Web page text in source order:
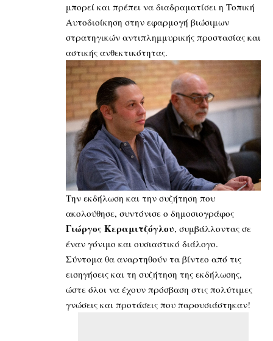
μπορεί και πρέπει να διαδραματίσει η Τοπική
Αυτοδιοίκηση στην εφαρμογή βιώσιμων
στρατηγικών αντιπλημμυρικής προστασίας και
αστικής ανθεκτικότητας.
Την εκδήλωση και την συζήτηση που
ακολούθησε, συντόνισε ο δημοσιογράφος
Γιώργος Κεραμιτζόγλου, συμβάλλοντας σε
έναν γόνιμο και ουσιαστικό διάλογο.
Σύντομα θα αναρτηθούν τα βίντεο από τις
εισηγήσεις και τη συζήτηση της εκδήλωσης,
ώστε όλοι να έχουν πρόσβαση στις πολύτιμες
γνώσεις και προτάσεις που παρουσιάστηκαν!